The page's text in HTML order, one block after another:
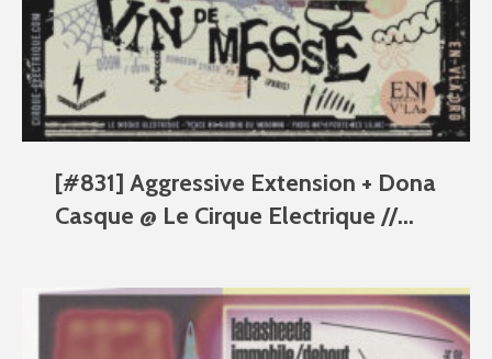
[#831] Aggressive Extension + Dona
Casque @ Le Cirque Electrique //...